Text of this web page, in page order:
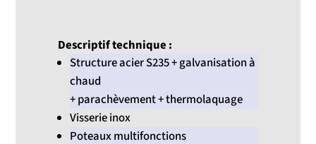
Descriptif technique :
Structure acier S235 + galvanisation à
chaud
+ parachèvement + thermolaquage
Visserie inox
Poteaux multifonctions